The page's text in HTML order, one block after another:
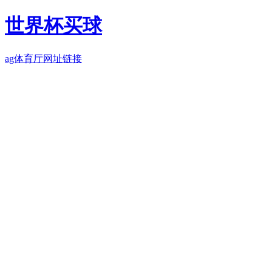
世界杯买球
ag体育厅网址链接